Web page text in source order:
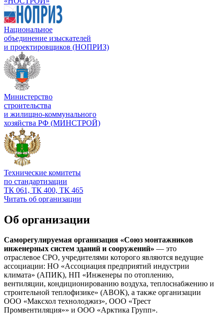
Национальное
объединение изыскателей
и проектировщиков (НОПРИЗ)
Министерство
строительства
и жилищно-коммунального
хозяйства РФ (МИНСТРОЙ)
Технические комитеты
по стандартизации
ТК 061, ТК 400, ТК 465
Читать об организации
Об организации
Саморегулируемая организация «Cоюз монтажников
инженерных систем зданий и сооружений» — это
отраслевое СРО, учредителями которого являются ведущие
ассоциации: НО «Ассоциация предприятий индустрии
климата» (АПИК), НП «Инженеры по отоплению,
вентиляции, кондиционированию воздуха, теплоснабжению и
строительной теплофизике» (АВОК), а также организации
ООО «Максхол технолоджиз», ООО «Трест
Промвентиляция»» и ООО «Арктика Групп».